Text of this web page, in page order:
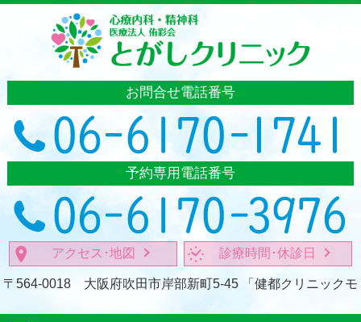
お問合せ電話番号
予約専用電話番号
アクセス･地図 診療時間･休診日
〒564-0018 大阪府吹田市岸部新町5-45 「健都クリニック